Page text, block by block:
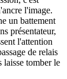
l'image.
un battement
présentateur,
l'attention
de relais
laisse tomber le